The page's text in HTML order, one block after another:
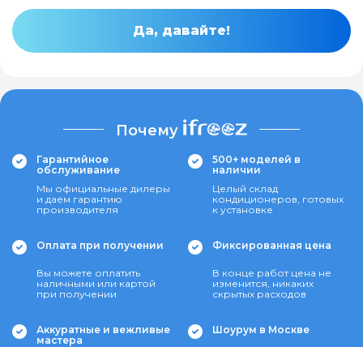
Да, давайте!
Почему
Гарантийное
обслуживание
Мы официальные дилеры
и даем гарантию
производителя
500+ моделей в
наличии
Целый склад
кондиционеров, готовых
к установке
Оплата при получении
Вы можете оплатить
наличными или картой
при получении
Фиксированная цена
В конце работ цена не
изменится, никаких
скрытых расходов
Аккуратные и вежливые
мастера
Шоурум в Москве